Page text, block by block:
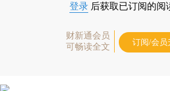
登录 后获取已订阅的阅
财新通会员
可畅读全文
订阅/会员